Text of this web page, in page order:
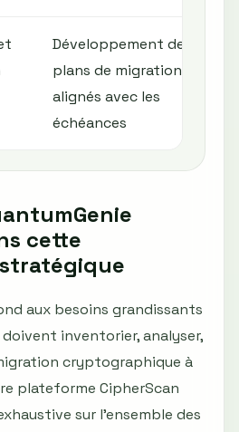
Développement de
plans de migration
alignés avec les
échéances
cette
aux besoins grandissants
inventorier, analyser,
cryptographique à
plateforme CipherScan
sur l’ensemble des